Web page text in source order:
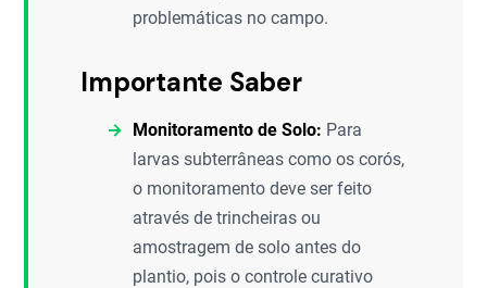
problemáticas no campo.
Importante Saber
Monitoramento de Solo: Para
larvas subterrâneas como os corós,
o monitoramento deve ser feito
através de trincheiras ou
amostragem de solo antes do
plantio, pois o controle curativo